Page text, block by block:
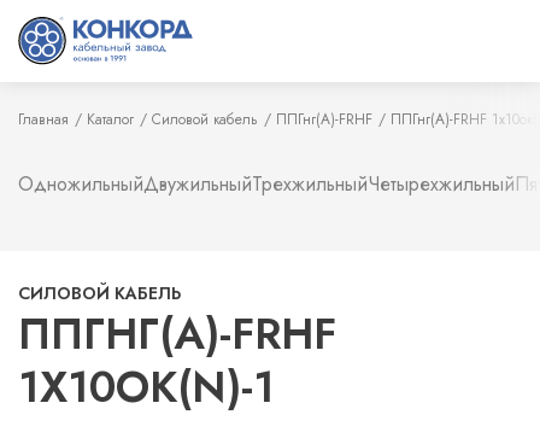
Главная Каталог Силовой кабель ППГнг(А)-FRHF ППГнг(А)-FRHF
ОдножильныйДвужильныйТрехжильныйЧетырехжильный
СИЛОВОЙ КАБЕЛЬ
ППГНГ(А)-FRHF
1Х10ОК(N)-1